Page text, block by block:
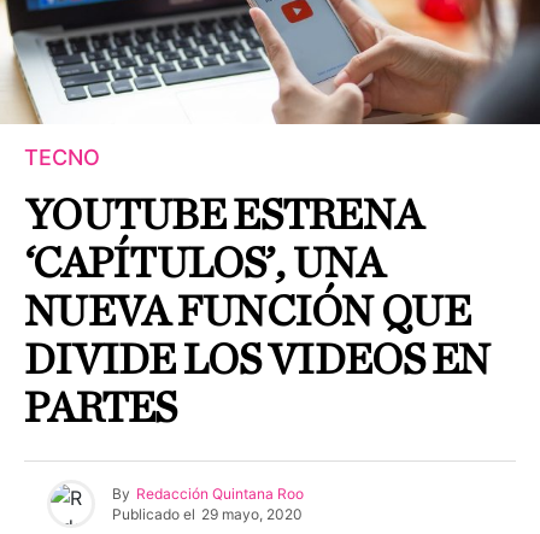
TECNO
YOUTUBE ESTRENA
‘CAPÍTULOS’, UNA
NUEVA FUNCIÓN QUE
DIVIDE LOS VIDEOS EN
PARTES
By Redacción Quintana Roo
Publicado el 29 mayo, 2020